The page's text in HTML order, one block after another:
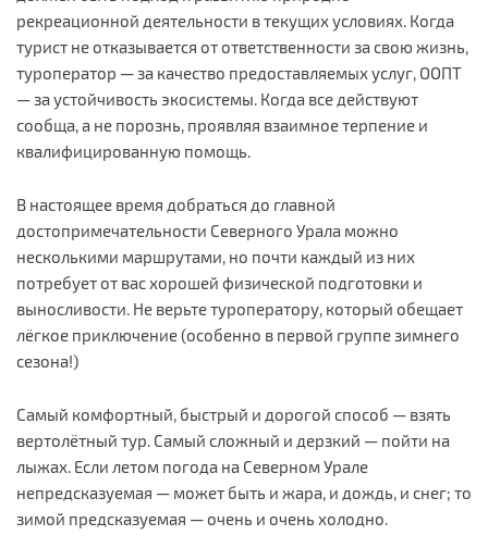
рекреационной деятельности в текущих условиях. Когда
турист не отказывается от ответственности за свою жизнь,
туроператор — за качество предоставляемых услуг, ООПТ
— за устойчивость экосистемы. Когда все действуют
сообща, а не порознь, проявляя взаимное терпение и
квалифицированную помощь.
В настоящее время добраться до главной
достопримечательности Северного Урала можно
несколькими маршрутами, но почти каждый из них
потребует от вас хорошей физической подготовки и
выносливости. Не верьте туроператору, который обещает
лёгкое приключение (особенно в первой группе зимнего
сезона!)
Самый комфортный, быстрый и дорогой способ — взять
вертолётный тур. Самый сложный и дерзкий — пойти на
лыжах. Если летом погода на Северном Урале
непредсказуемая — может быть и жара, и дождь, и снег; то
зимой предсказуемая — очень и очень холодно.